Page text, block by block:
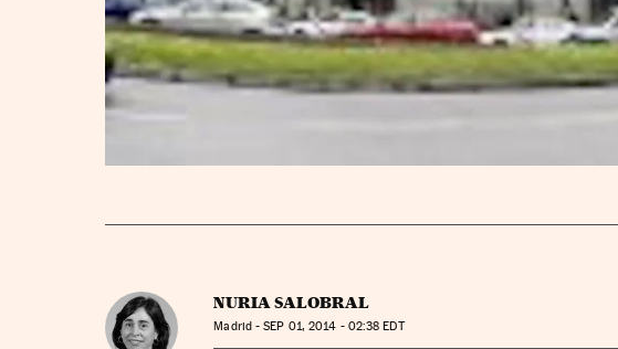
NURIA SALOBRAL
Madrid -SEP 01, 2014 - 02:38 EDT